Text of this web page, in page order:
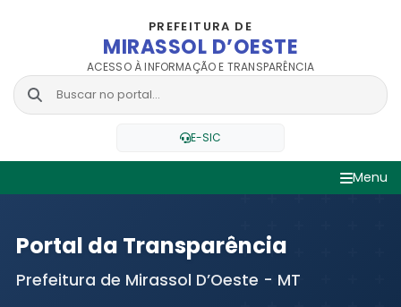
PREFEITURA DE
MIRASSOL D’OESTE
ACESSO À INFORMAÇÃO E TRANSPARÊNCIA
E-SIC
Menu
Portal da Transparência
Prefeitura de Mirassol D’Oeste - MT